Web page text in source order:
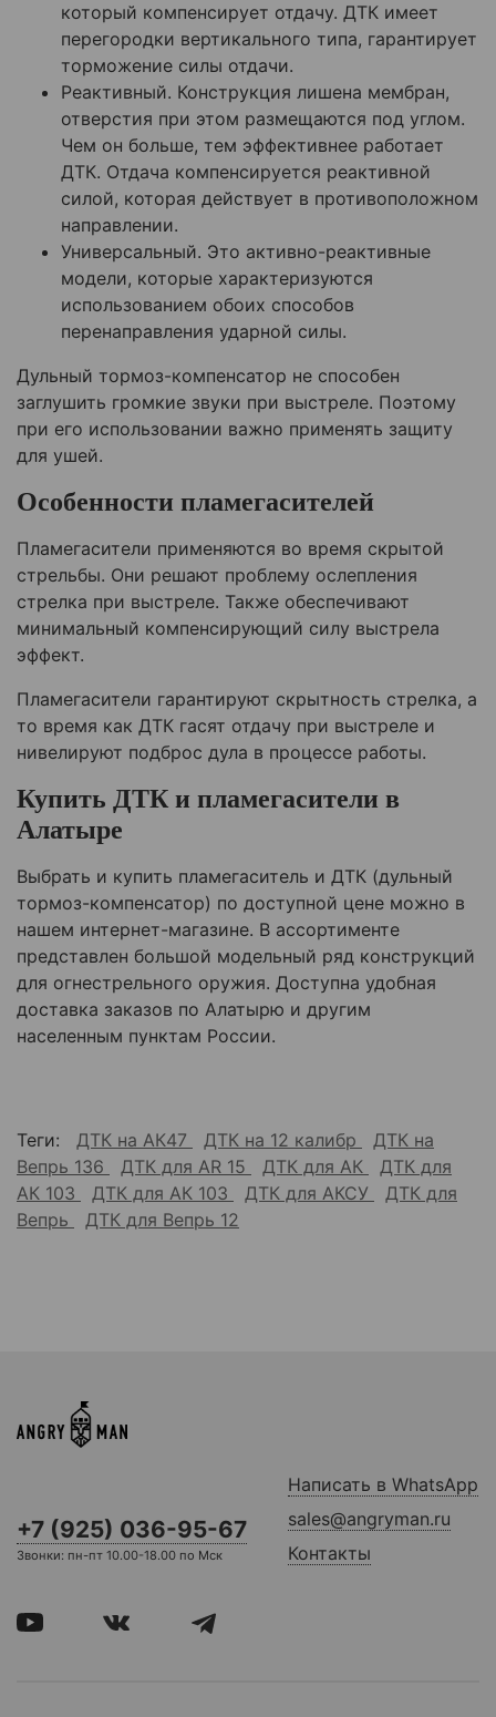
который компенсирует отдачу. ДТК имеет
перегородки вертикального типа, гарантирует
торможение силы отдачи.
Реактивный. Конструкция лишена мембран,
отверстия при этом размещаются под углом.
Чем он больше, тем эффективнее работает
ДТК. Отдача компенсируется реактивной
силой, которая действует в противоположном
направлении.
Универсальный. Это активно-реактивные
модели, которые характеризуются
использованием обоих способов
перенаправления ударной силы.
Дульный тормоз-компенсатор не способен
заглушить громкие звуки при выстреле. Поэтому
при его использовании важно применять защиту
для ушей.
Особенности пламегасителей
Пламегасители применяются во время скрытой
стрельбы. Они решают проблему ослепления
стрелка при выстреле. Также обеспечивают
минимальный компенсирующий силу выстрела
эффект.
Пламегасители гарантируют скрытность стрелка, а
то время как ДТК гасят отдачу при выстреле и
нивелируют подброс дула в процессе работы.
Купить ДТК и пламегасители в
Алатыре
Выбрать и купить пламегаситель и ДТК (дульный
тормоз-компенсатор) по доступной цене можно в
нашем интернет-магазине. В ассортименте
представлен большой модельный ряд конструкций
для огнестрельного оружия. Доступна удобная
доставка заказов по Алатырю и другим
населенным пунктам России.
Теги: ДТК на АК47 ДТК на 12 калибр
ДТК на
Вепрь 136
ДТК для AR 15 ДТК для АК
ДТК для
АК 103
ДТК для АК 103 ДТК для АКСУ
ДТК для
Вепрь
ДТК для Вепрь 12
+7 (925) 036-95-67
Звонки: пн-пт 10.00-18.00 по Мск
Написать в WhatsApp
sales@angryman.ru
Контакты